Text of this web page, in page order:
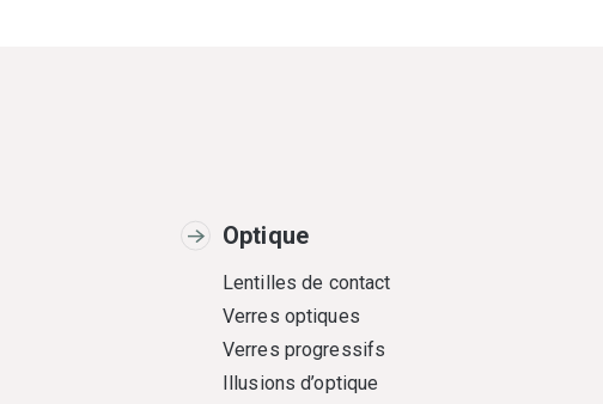
Optique
Lentilles de contact
Verres optiques
Verres progressifs
Illusions d’optique